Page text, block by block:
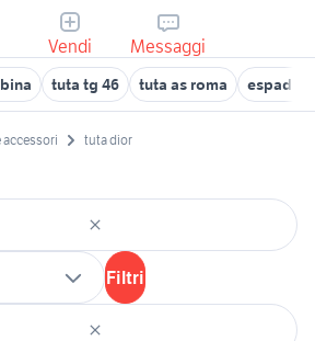
Vendi Messaggi
tuta tg 46 tuta as roma
tuta dior
Filtri